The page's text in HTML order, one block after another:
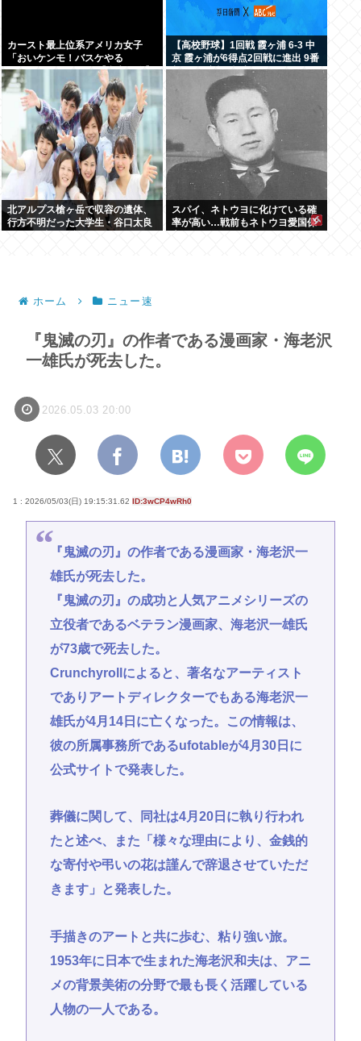
カースト最上位系アメリカ女子
「おいケンモ！バスケやる
ぞ！！」 どうする？【参考画像】
【高校野球】1回戦 霞ヶ浦 6-3 中
京 霞ヶ浦が6得点2回戦に進出 9番
相田が3安打2打点
北アルプス槍ヶ岳で収容の遺体、
行方不明だった大学生・谷口太良
スパイ、ネトウヨに化けている確
率が高い…戦前もネトウヨ愛国保
ホーム ニュー速
『鬼滅の刃』の作者である漫画家・海老沢
一雄氏が死去した。
2026.05.03 20:00
1 : 2026/05/03(日) 19:15:31.62 ID:3wCP4wRh0
『鬼滅の刃』の作者である漫画家・海老沢一
雄氏が死去した。
『鬼滅の刃』の成功と人気アニメシリーズの
立役者であるベテラン漫画家、海老沢一雄氏
が73歳で死去した。
Crunchyrollによると、著名なアーティスト
でありアートディレクターでもある海老沢一
雄氏が4月14日に亡くなった。この情報は、
彼の所属事務所であるufotableが4月30日に
公式サイトで発表した。
葬儀に関して、同社は4月20日に執り行われ
たと述べ、また「様々な理由により、金銭的
な寄付や弔いの花は謹んで辞退させていただ
きます」と発表した。
手描きのアートと共に歩む、粘り強い旅。
1953年に日本で生まれた海老沢和夫は、アニ
メの背景美術の分野で最も長く活躍している
人物の一人である。